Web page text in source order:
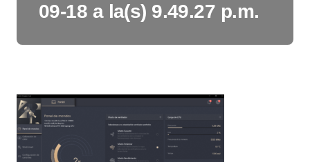
09-18 a la(s) 9.49.27 p.m.